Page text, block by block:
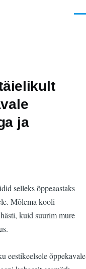
ja
selleks õppeaastaks
Mõlema kooli
kuid suurim mure
eestikeelsele õppekavale